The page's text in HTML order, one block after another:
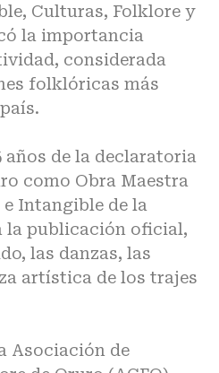
Culturas, Folklore y
la importancia
considerada
folklóricas más
años de la declaratoria
como Obra Maestra
Intangible de la
la publicación oficial,
las danzas, las
artística de los trajes
Asociación de